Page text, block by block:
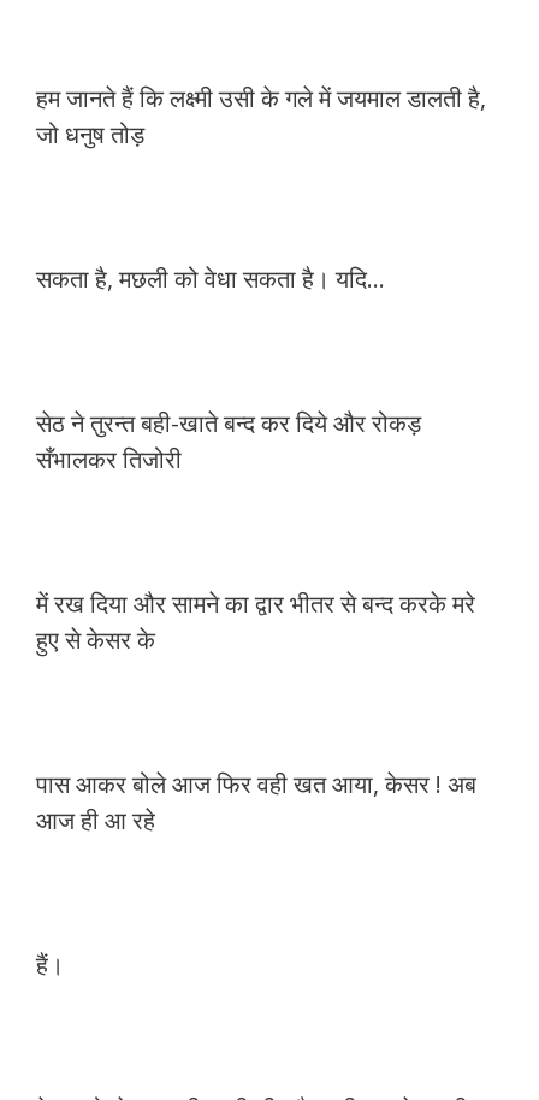
हम जानते हैं कि लक्ष्मी उसी के गले में जयमाल डालती है,
जो धनुष तोड़
सकता है, मछली को वेधा सकता है। यदि…
सेठ ने तुरन्त बही-खाते बन्द कर दिये और रोकड़
सँभालकर तिजोरी
में रख दिया और सामने का द्वार भीतर से बन्द करके मरे
हुए से केसर के
पास आकर बोले आज फिर वही खत आया, केसर ! अब
आज ही आ रहे
हैं।